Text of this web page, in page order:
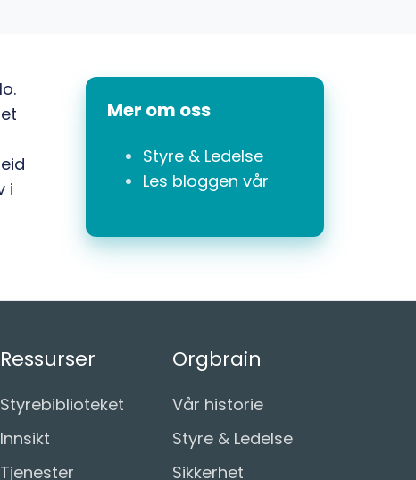
i
Mer om oss
Styre & Ledelse
Les bloggen vår
Ressurser
Styrebiblioteket
Innsikt
Tjenester
Orgbrain
Vår historie
Styre & Ledelse
Sikkerhet